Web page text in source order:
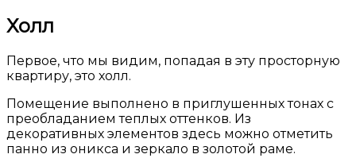
Холл
Первое, что мы видим, попадая в эту просторную
квартиру, это холл.
Помещение выполнено в приглушенных тонах с
преобладанием теплых оттенков. Из
декоративных элементов здесь можно отметить
панно из оникса и зеркало в золотой раме.